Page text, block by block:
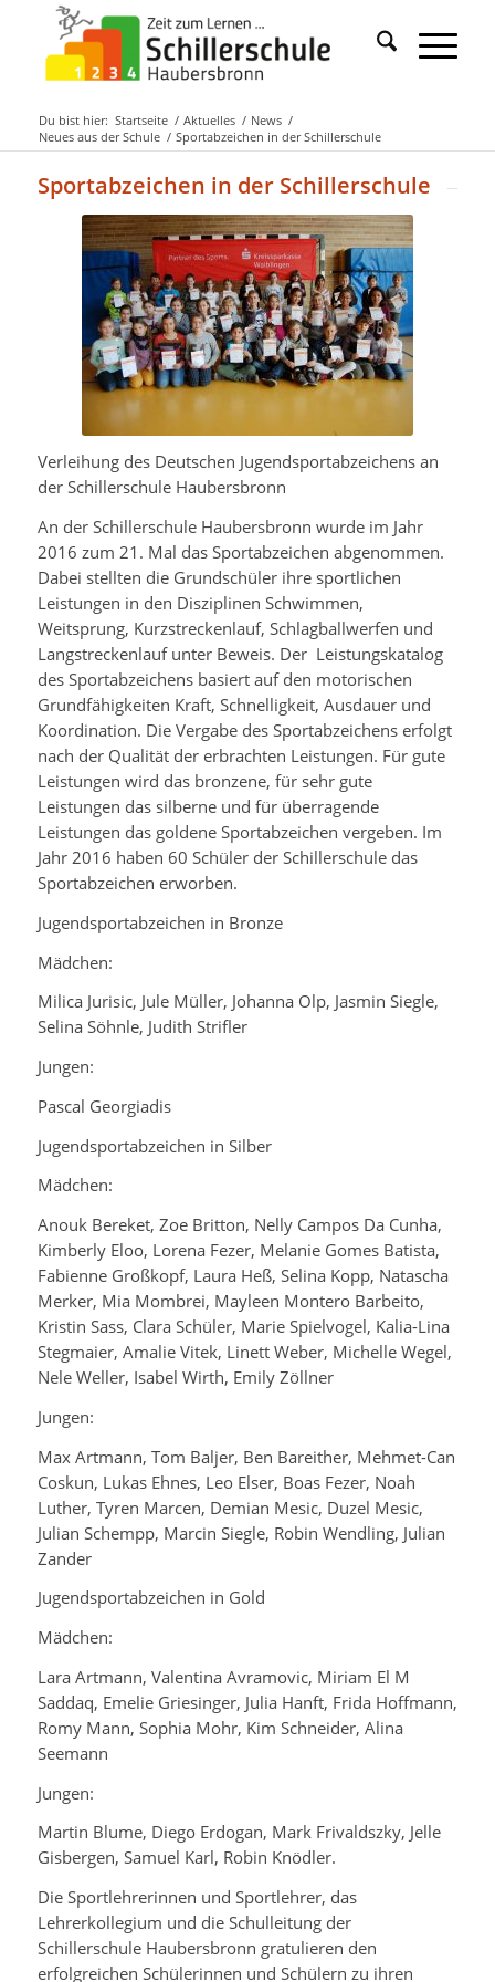
Du bist hier: Startseite / Aktuelles / News /
Neues aus der Schule / Sportabzeichen in der Schillerschule
Sportabzeichen in der Schillerschule
Verleihung des Deutschen Jugendsportabzeichens an
der Schillerschule Haubersbronn
An der Schillerschule Haubersbronn wurde im Jahr
2016 zum 21. Mal das Sportabzeichen abgenommen.
Dabei stellten die Grundschüler ihre sportlichen
Leistungen in den Disziplinen Schwimmen,
Weitsprung, Kurzstreckenlauf, Schlagballwerfen und
Langstreckenlauf unter Beweis. Der Leistungskatalog
des Sportabzeichens basiert auf den motorischen
Grundfähigkeiten Kraft, Schnelligkeit, Ausdauer und
Koordination. Die Vergabe des Sportabzeichens erfolgt
nach der Qualität der erbrachten Leistungen. Für gute
Leistungen wird das bronzene, für sehr gute
Leistungen das silberne und für überragende
Leistungen das goldene Sportabzeichen vergeben. Im
Jahr 2016 haben 60 Schüler der Schillerschule das
Sportabzeichen erworben.
Jugendsportabzeichen in Bronze
Mädchen:
Milica Jurisic, Jule Müller, Johanna Olp, Jasmin Siegle,
Selina Söhnle, Judith Strifler
Jungen:
Pascal Georgiadis
Jugendsportabzeichen in Silber
Mädchen:
Anouk Bereket, Zoe Britton, Nelly Campos Da Cunha,
Kimberly Eloo, Lorena Fezer, Melanie Gomes Batista,
Fabienne Großkopf, Laura Heß, Selina Kopp, Natascha
Merker, Mia Mombrei, Mayleen Montero Barbeito,
Kristin Sass, Clara Schüler, Marie Spielvogel, Kalia-Lina
Stegmaier, Amalie Vitek, Linett Weber, Michelle Wegel,
Nele Weller, Isabel Wirth, Emily Zöllner
Jungen:
Max Artmann, Tom Baljer, Ben Bareither, Mehmet-Can
Coskun, Lukas Ehnes, Leo Elser, Boas Fezer, Noah
Luther, Tyren Marcen, Demian Mesic, Duzel Mesic,
Julian Schempp, Marcin Siegle, Robin Wendling, Julian
Zander
Jugendsportabzeichen in Gold
Mädchen:
Lara Artmann, Valentina Avramovic, Miriam El M
Saddaq, Emelie Griesinger, Julia Hanft, Frida Hoffmann,
Romy Mann, Sophia Mohr, Kim Schneider, Alina
Seemann
Jungen:
Martin Blume, Diego Erdogan, Mark Frivaldszky, Jelle
Gisbergen, Samuel Karl, Robin Knödler.
Die Sportlehrerinnen und Sportlehrer, das
Lehrerkollegium und die Schulleitung der
Schillerschule Haubersbronn gratulieren den
erfolgreichen Schülerinnen und Schülern zu ihren